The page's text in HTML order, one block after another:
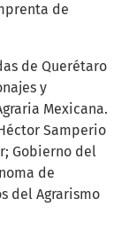
de
de Querétaro
y
Mexicana.
Samperio
Gobierno del
de
del Agrarismo